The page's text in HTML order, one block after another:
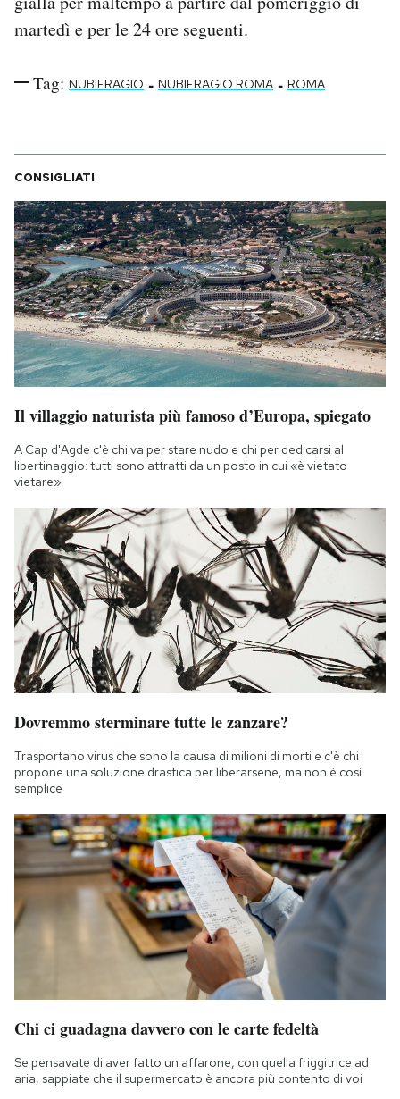
martedì e per le 24 ore seguenti.
Tag: NUBIFRAGIO - NUBIFRAGIO ROMA - ROMA
CONSIGLIATI
Il villaggio naturista più famoso d’Europa, spiegato
A Cap d'Agde c'è chi va per stare nudo e chi per dedicarsi al
libertinaggio: tutti sono attratti da un posto in cui «è vietato
vietare»
Dovremmo sterminare tutte le zanzare?
Trasportano virus che sono la causa di milioni di morti e c'è chi
propone una soluzione drastica per liberarsene, ma non è così
semplice
Chi ci guadagna davvero con le carte fedeltà
Se pensavate di aver fatto un affarone, con quella friggitrice ad
aria, sappiate che il supermercato è ancora più contento di voi